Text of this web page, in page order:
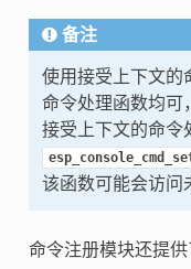
备注
使用接受上下文的
命令处理函数均可
接受上下文的命令
该函数可能会访问
命令注册模块还提供